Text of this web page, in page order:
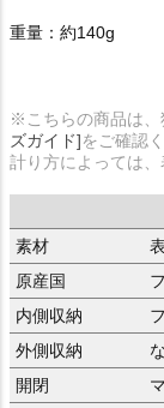
重量：約140g
※こちらの商品は、
ズガイド]をご確認
計り方によっては、
素材
原産国
内側収納
外側収納
開閉